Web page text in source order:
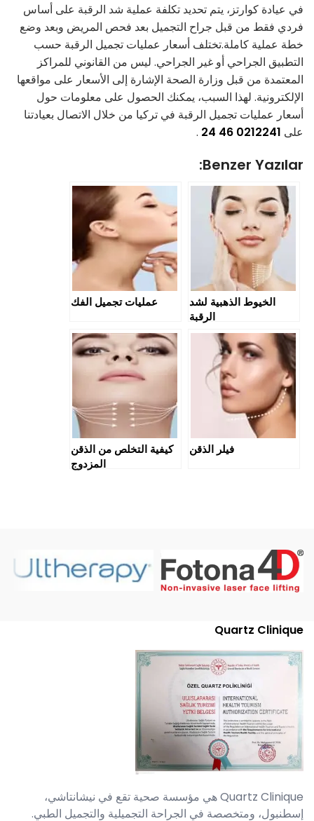
في عيادة كوارتز، يتم تحديد تكلفة عملية شد الرقبة على أساس
فردي فقط من قبل جراح التجميل بعد فحص المريض وبعد وضع
خطة عملية كاملة.تختلف أسعار عمليات تجميل الرقبة حسب
التطبيق الجراحي أو غير الجراحي. ليس من القانوني للمراكز
المعتمدة من قبل وزارة الصحة الإشارة إلى الأسعار على مواقعها
الإلكترونية. لهذا السبب، يمكنك الحصول على معلومات حول
أسعار عمليات تجميل الرقبة في تركيا من خلال الاتصال بعيادتنا
على 0212241 46 24
.
Benzer Yazılar:
الخيوط الذهبية لشد
الرقبة
عمليات تجميل الفك
فيلر الذقن
كيفية التخلص من الذقن
المزدوج
Quartz Clinique
Quartz Clinique هي مؤسسة صحية تقع في نيشانتاشي،
إسطنبول، ومتخصصة في الجراحة التجميلية والتجميل الطبي.